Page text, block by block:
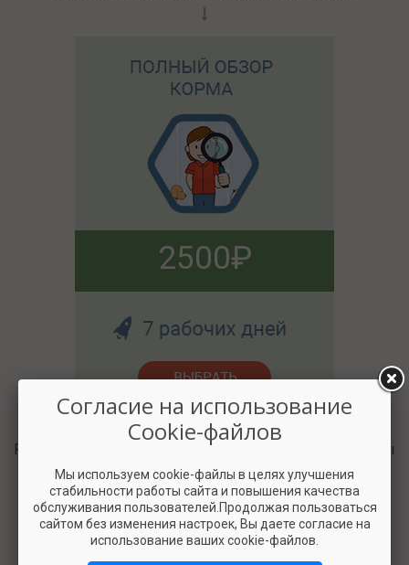
2500
Разберём вашу ситуацию и поможем решить вопросы
по кормлению.
Согласие на использование
Cookie-файлов
Мы используем cookie-файлы в целях улучшения
стабильности работы сайта и повышения качества
обслуживания пользователей.Продолжая пользоваться
сайтом без изменения настроек, Вы даете согласие на
использование ваших cookie-файлов.